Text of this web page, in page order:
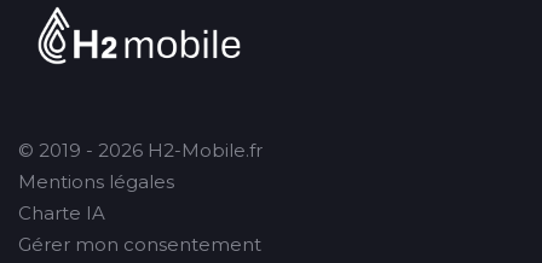
© 2019 - 2026 H2-Mobile.fr
Mentions légales
Charte IA
Gérer mon consentement